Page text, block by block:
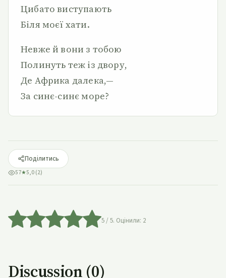
Цибато виступають
Біля моєї хати.
Невже й вони з тобою
Полинуть теж із двору,
Де Африка далека,—
За синє-синє море?
Поділитись
57★5,0 (2)
5/ 5. Оцінили: 2
Discussion (0)